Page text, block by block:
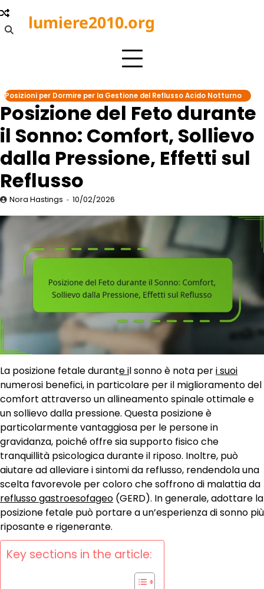
Skip
to
content
lumiere2010.org
Posizioni per Dormire per la Gestione del Reflusso Acido Notturno
Posizione del Feto durante
il Sonno: Comfort, Sollievo
dalla Pressione, Effetti sul
Reflusso
Nora Hastings 10/02/2026
La posizione fetale durante il sonno è nota peri suoi
numerosi benefici, in particolare per il miglioramento del
comfort attraverso un allineamento spinale ottimale e
un sollievo dalla pressione. Questa posizione è
particolarmente vantaggiosa per le persone in
gravidanza, poiché offre sia supporto fisico che
tranquillità psicologica durante il riposo. Inoltre, può
aiutare ad alleviare i sintomi da reflusso, rendendola una
scelta favorevole per coloro che soffrono di malattia da
reflusso gastroesofageo (GERD). In generale, adottare la
posizione fetale può portare a un’esperienza di sonno più
riposante e rigenerante.
Key sections in the article: